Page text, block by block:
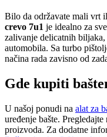
Bilo da održavate mali vrt
crevo 7u1 je idealno za
zalivanje delicatnih
automobila. Sa turbo
načina rada zavisno od
Gde kupiti
U našoj ponudi na alat za
uređenje bašte. Pregledajte
proizvoda. Za dodatne